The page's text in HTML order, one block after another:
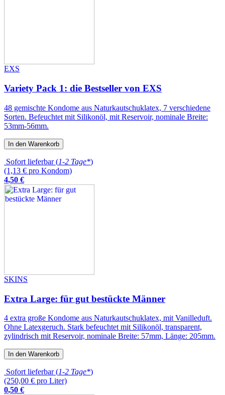
EXS
Variety Pack 1: die Bestseller von EXS
48 gemischte Kondome aus Naturkautschuklatex, 7 verschiedene
Sorten. Befeuchtet mit Silikonöl, mit Reservoir, nominale Breite:
53mm-56mm.
In den Warenkorb
Sofort lieferbar (1-2 Tage*)
(1,13 € pro Kondom)
4,50 €
SKINS
Extra Large: für gut bestückte Männer
4 extra große Kondome aus Naturkautschuklatex, mit Vanilleduft.
Ohne Latexgeruch. Stark befeuchtet mit Silikonöl, transparent,
zylindrisch mit Reservoir, nominale Breite: 57mm, Länge: 205mm.
In den Warenkorb
Sofort lieferbar (1-2 Tage*)
(250,00 € pro Liter)
0,50 €